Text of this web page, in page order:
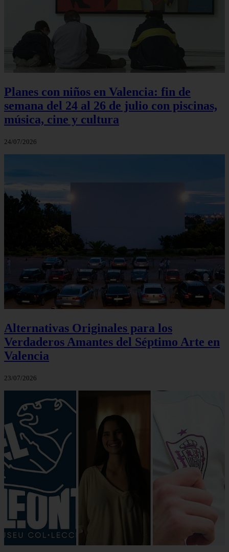
Planes con niños en Valencia: fin de
semana del 24 al 26 de julio con piscinas,
música, cine y cultura
24/07/2026
Alternativas Originales para los
Verdaderos Amantes del Séptimo Arte en
Valencia
23/07/2026